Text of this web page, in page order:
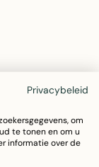
Privacybeleid
om
te tonen en om u
informatie over de